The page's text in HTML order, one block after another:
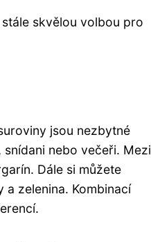
skvělou volbou pro
jsou nezbytné
nebo večeři. Mezi
Dále si můžete
zelenina. Kombinací